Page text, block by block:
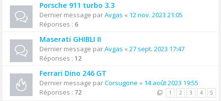
Porsche 911 turbo 3.3
Dernier message parAvgas « 12 nov. 2023 21:05
Réponses : 6
Maserati GHIBLI II
Dernier message parAvgas « 27 sept. 2023 17:47
Réponses : 12
Ferrari Dino 246 GT
Dernier message parCorsugone « 14 août 2023 19:55
Réponses : 72 1 2 3 4 5